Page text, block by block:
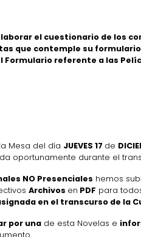
el cuestionario de los
que contemple su
Formulario referente a las
Mesa del día JUEVES 17 de
oportunamente durante el
NO Presenciales hemos
Archivos en PDF para
en el transcurso de la
por una de esta Novelas e